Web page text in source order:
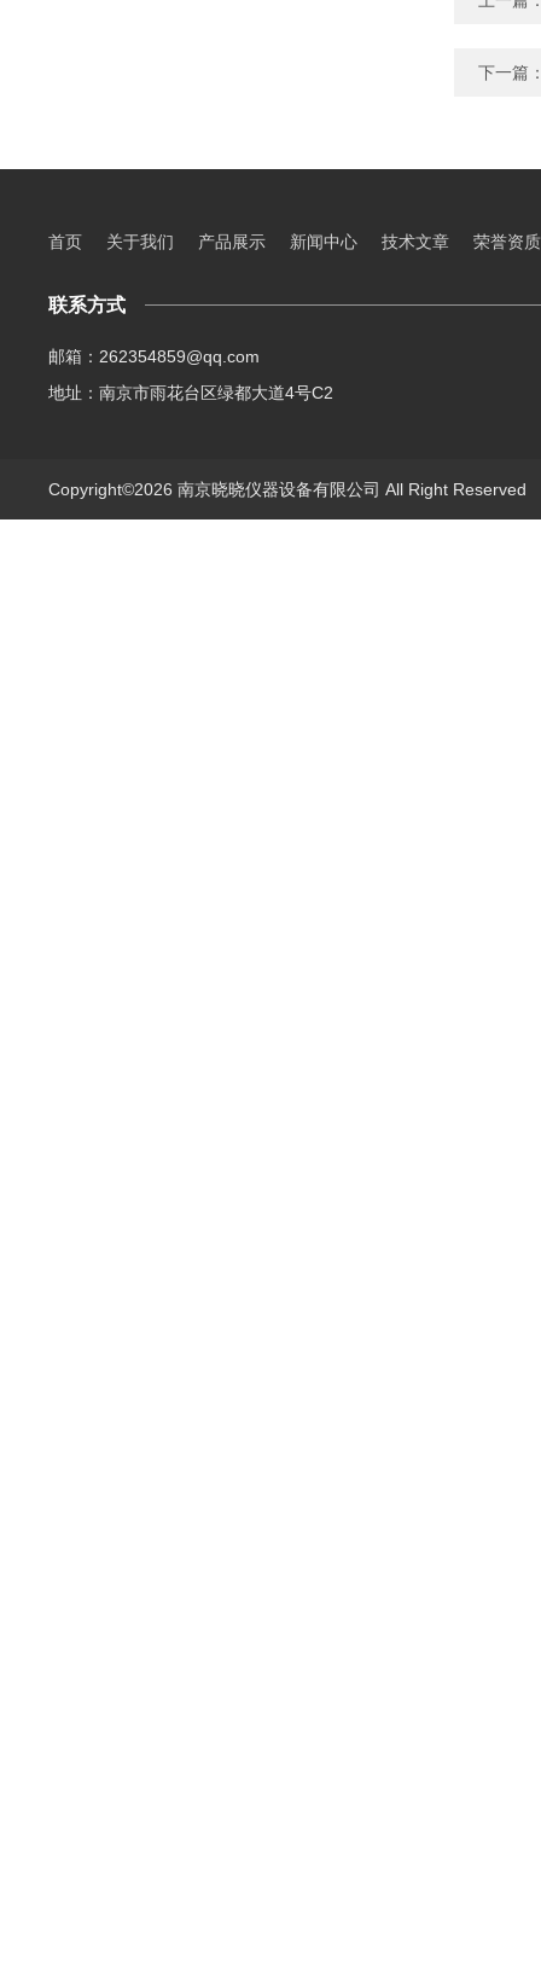
下一篇
首页 关于我们 产品展示 新闻中心 技术文章 荣誉资质
联系方式
邮箱：262354859@qq.com
地址：南京市雨花台区绿都大道4号C2
Copyright©2026 南京晓晓仪器设备有限公司 All Right